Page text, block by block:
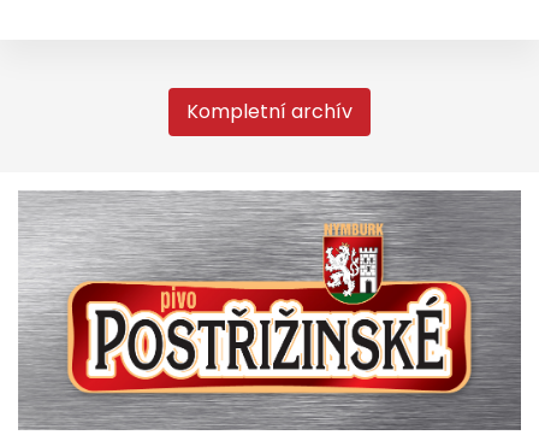
Kompletní archív